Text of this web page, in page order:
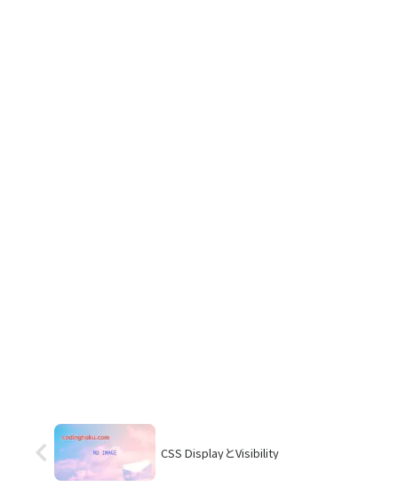
CSS DisplayとVisibility